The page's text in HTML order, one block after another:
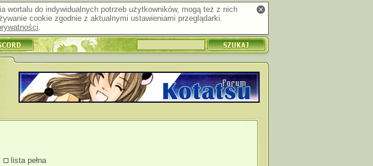
do indywidualnych potrzeb użytkowników, mogą też z nich
cookie zgodnie z aktualnymi ustawieniami przeglądarki.
.
lista pełna